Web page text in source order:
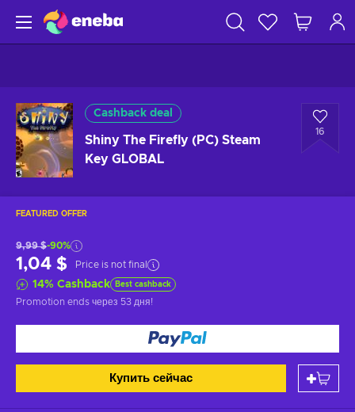
Cashback deal
Shiny The Firefly (PC) Steam
Key GLOBAL
16
FEATURED OFFER
9,99 $-90%
1,04 $ Price is not final
14% Cashback Best cashback
Promotion ends через 53 дня!
Купить сейчас